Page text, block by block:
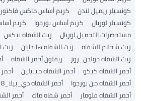
كونسيلر ريميل لندن
كريم أساس ماكس فاكتور
كونسيلر لوريال
كريم أساس بورجوا كريم
مستحضرات التجميل لوريال
زيت الشفاه نيكس
زيت شجلام للشفاه
زيت الشفاه هاندايان
زيت
زيت الشفاه جولدن_روز
ريفلون أحمر الشفاه
أحمر الشفاه كيكو
أحمر الشفاه ميبيلين
أحمر الشفاه من بورجوا
أحمر الشفاه دي_بيلا_18
أحمر الشفاه فلومار
أحمر شفاه ماك
أحمر